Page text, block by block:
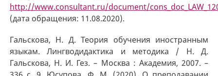
http://www.consultant.ru/document/
(дата обращения: 11.08.2020).
Гальскова, Н. Д. Теория обучения иностранным
языкам. Лингводидактика и методика / Н. Д.
Гальскова, Н. И. Гез. – Москва : Академия, 2007. –